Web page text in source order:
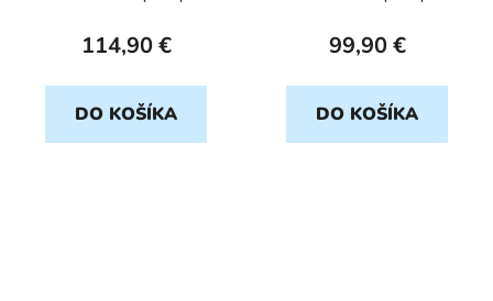
114,90 €
DO KOŠÍKA
99,90 €
DO KOŠÍKA